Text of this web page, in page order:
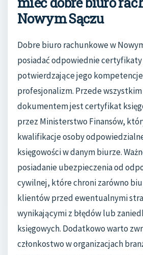
Nowym Sączu
Dobre biuro rachunkowe w
posiadać odpowiednie
potwierdzające jego
profesjonalizm. Przede
dokumentem jest certyfikat
przez Ministerstwo Finansów,
kwalifikacje osoby
księgowości w danym biurze.
posiadanie ubezpieczenia od
cywilnej, które chroni zarówno
klientów przed ewentualnymi
wynikającymi z błędów lub
księgowych. Dodatkowo warto
członkostwo w organizacjach